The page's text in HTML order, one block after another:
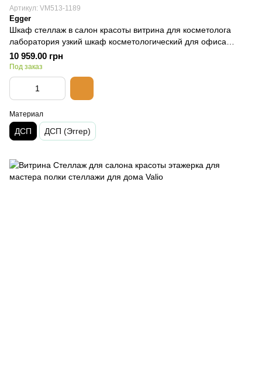
Артикул: VM513-1189
Egger
Шкаф стеллаж в салон красоты витрина для косметолога
лаборатория узкий шкаф косметологический для офиса
VM513
10 959.00 грн
Под заказ
Материал
ДСП ДСП (Эггер)